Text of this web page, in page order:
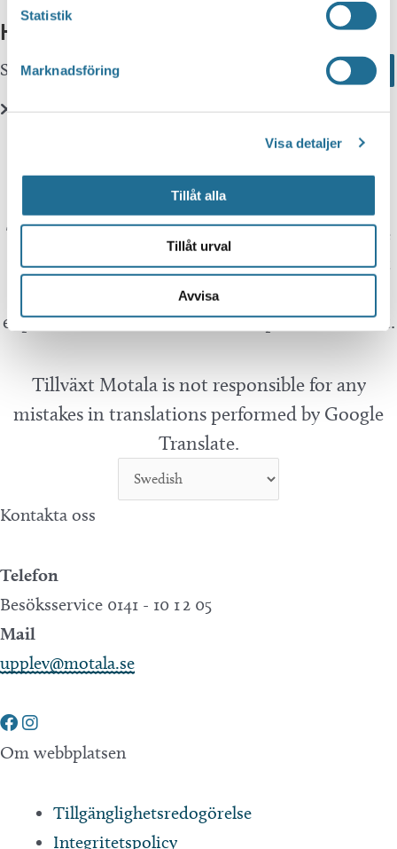
Statistik
Marknadsföring
Visa detaljer
Tillåt alla
Tillåt urval
Avvisa
Hittar du inte vad du söker?
Sök här... Search
Translate
You can translate this website with Google
Translate. It is important to remember that the
translation is being done by a machine and not
by a person. This means that you can never
expect the translation to be 100 percent correct.
Tillväxt Motala is not responsible for any
mistakes in translations performed by Google
Translate.
Kontakta oss
Telefon
Besöksservice 0141 - 10 1 2 05
Mail
upplev@motala.se
Om webbplatsen
Tillgänglighetsredogörelse
Integritetspolicy